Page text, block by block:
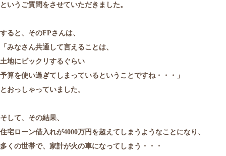
というご質問をさせていただきました。
すると、そのFPさんは、
「みなさん共通して言えることは、
土地にビックリするぐらい
予算を使い過ぎてしまっているということですね・・・」
とおっしゃっていました。
そして、その結果、
住宅ローン借入れが4000万円を超えてしまうようなことになり、
多くの世帯で、家計が火の車になってしまう・・・